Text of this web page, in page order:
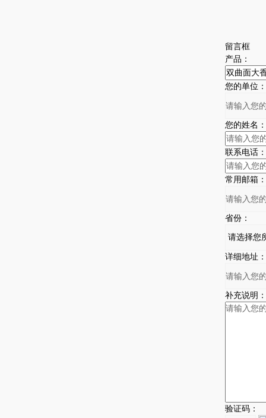
留言框
产品：
您的单位：
您的姓名：
联系电话：
常用邮箱：
省份：
详细地址：
补充说明：
验证码：